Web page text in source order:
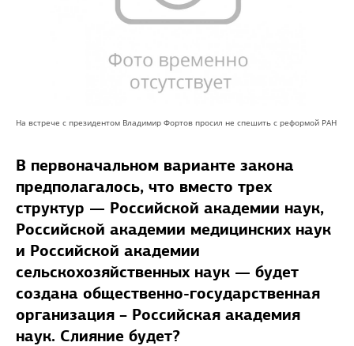
На встрече с президентом Владимир Фортов просил не спешить с реформой РАН
В первоначальном варианте закона
предполагалось, что вместо трех
структур — Российской академии наук,
Российской академии медицинских наук
и Российской академии
сельскохозяйственных наук — будет
создана общественно-государственная
организация – Российская академия
наук. Слияние будет?